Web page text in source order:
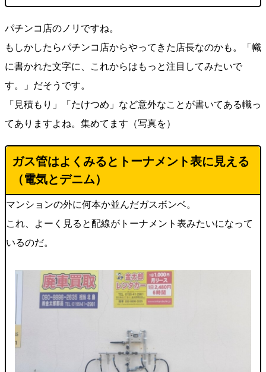
パチンコ店のノリですね。
もしかしたらパチンコ店からやってきた店長なのかも。「幟
に書かれた文字に、これからはもっと注目してみたいで
す。」だそうです。
「見積もり」「たけつめ」など意外なことが書いてある幟っ
てありますよね。集めてます（写真を）
ガス管はよくみるとトーナメント表に見える
（電気とデニム）
マンションの外に何本か並んだガスボンベ。
これ、よーく見ると配線がトーナメント表みたいになって
いるのだ。